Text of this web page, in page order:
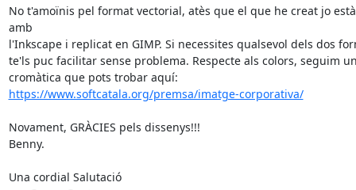
No t'amoïnis pel format vectorial, atès que el que he creat jo
amb
l'Inkscape i replicat en GIMP. Si necessites qualsevol dels dos
te'ls puc facilitar sense problema. Respecte als colors, seguim
https://www.softcatala.org/premsa/imatge-corporativa/
Novament, GRÀCIES pels dissenys!!!
Benny.
Una cordial Salutació